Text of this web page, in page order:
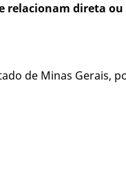
relacionam direta
de Minas Gerais,